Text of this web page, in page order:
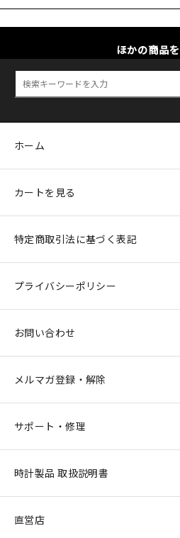
ほかの商品
ホーム
カートを見る
特定商取引法に基づく表記
プライバシーポリシー
お問い合わせ
メルマガ登録・解除
サポート・修理
時計製品 取扱説明書
直営店